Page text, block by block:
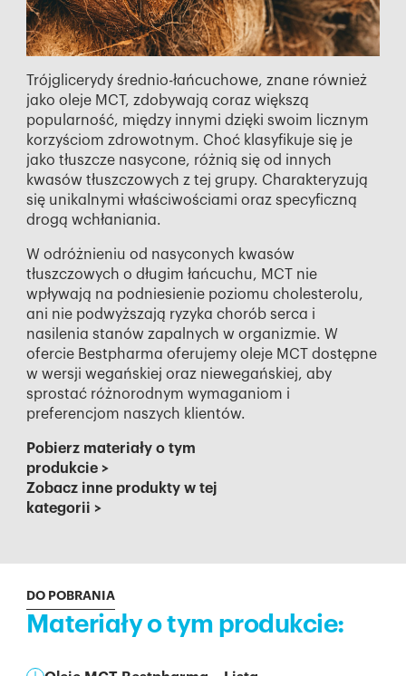
Trójglicerydy średnio-łańcuchowe, znane również
jako oleje MCT, zdobywają coraz większą
popularność, między innymi dzięki swoim licznym
korzyściom zdrowotnym. Choć klasyfikuje się je
jako tłuszcze nasycone, różnią się od innych
kwasów tłuszczowych z tej grupy. Charakteryzują
się unikalnymi właściwościami oraz specyficzną
drogą wchłaniania.
W odróżnieniu od nasyconych kwasów
tłuszczowych o długim łańcuchu, MCT nie
wpływają na podniesienie poziomu cholesterolu,
ani nie podwyższają ryzyka chorób serca i
nasilenia stanów zapalnych w organizmie. W
ofercie Bestpharma oferujemy oleje MCT dostępne
w wersji wegańskiej oraz niewegańskiej, aby
sprostać różnorodnym wymaganiom i
preferencjom naszych klientów.
Pobierz materiały o tym
produkcie >
Zobacz inne produkty w tej
kategorii >
DO POBRANIA
Materiały o tym produkcie: